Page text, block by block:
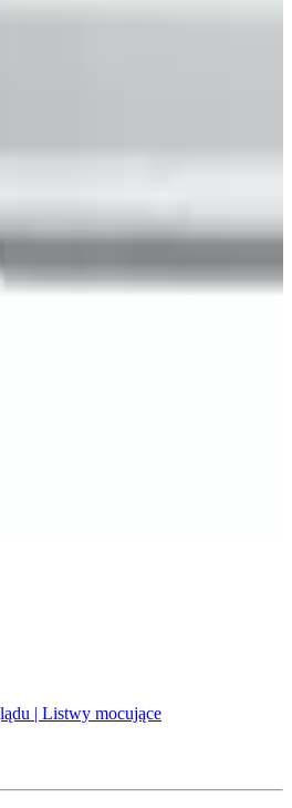
| Listwy mocujące